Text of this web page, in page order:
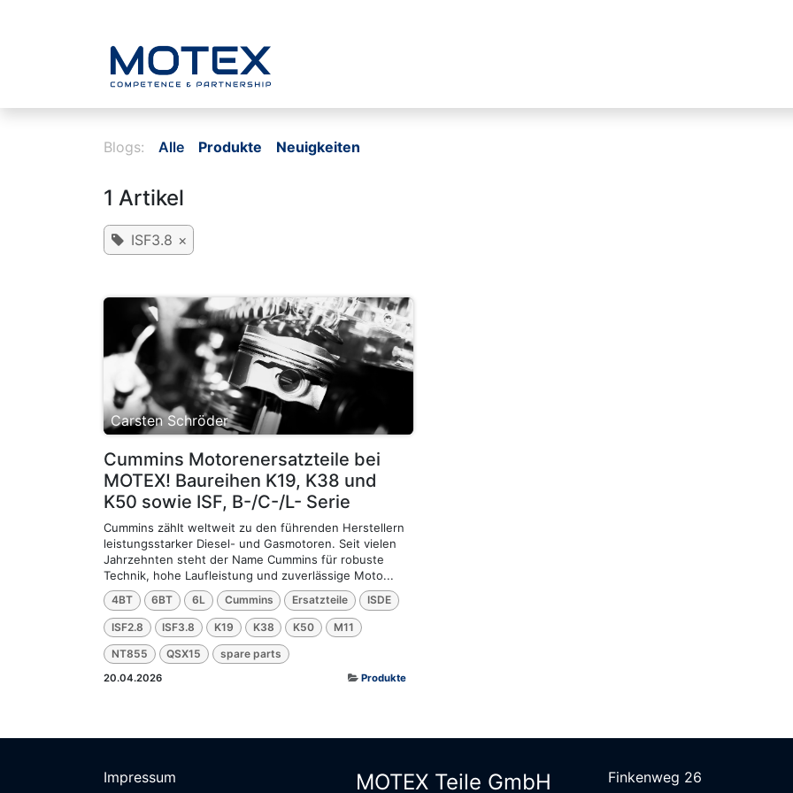
Blogs: Alle Produkte Neuigkeiten
1 Artikel
ISF3.8 ×
Carsten Schröder
Cummins Motorenersatzteile bei
MOTEX! Baureihen K19, K38 und
K50 sowie ISF, B-/C-/L- Serie
Cummins zählt weltweit zu den führenden Herstellern
leistungsstarker Diesel- und Gasmotoren. Seit vielen
Jahrzehnten steht der Name Cummins für robuste
Technik, hohe Laufleistung und zuverlässige Moto...
4BT 6BT 6L Cummins Ersatzteile ISDE
ISF2.8 ISF3.8 K19 K38 K50 M11
NT855 QSX15 spare parts
20.04.2026 Produkte
Impressum
MOTEX Teile G​mbH
Finkenweg 26